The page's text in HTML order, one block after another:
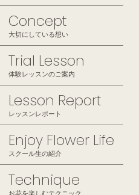
Concept
大切にしている想い
Trial Lesson
体験レッスンのご案内
Lesson Report
レッスンレポート
Enjoy Flower Life
スクール生の紹介
Technique